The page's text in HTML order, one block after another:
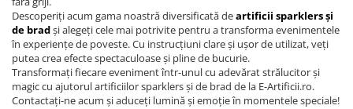
Descoperiți acum gama noastră diversificată deartificii sparklers și
de bradși alegeți cele mai potrivite pentru a transforma evenimentele
în experiențe de poveste. Cu instrucțiuni clare și ușor de utilizat, veți
putea crea efecte spectaculoase și pline de bucurie.
Transformați fiecare eveniment într-unul cu adevărat strălucitor și
magic cu ajutorul artificiilor sparklers și de brad de la E-Artificii.ro.
Contactați-ne acum și aduceți lumină și emoție în momentele speciale!